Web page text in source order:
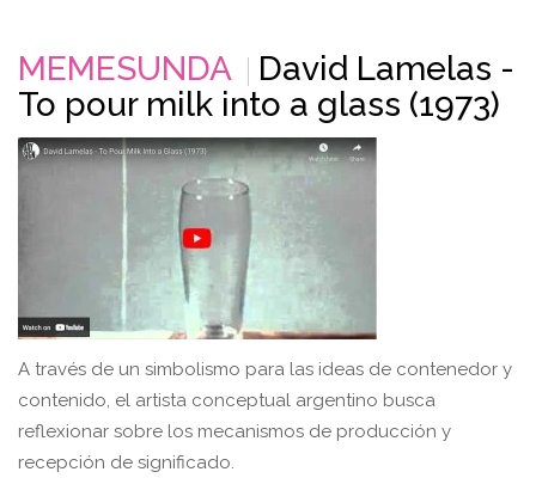
MEMESUNDA
David Lamelas -
To pour milk into a glass (1973)
A través de un simbolismo para las ideas de contenedor y
contenido, el artista conceptual argentino busca
reflexionar sobre los mecanismos de producción y
recepción de significado.